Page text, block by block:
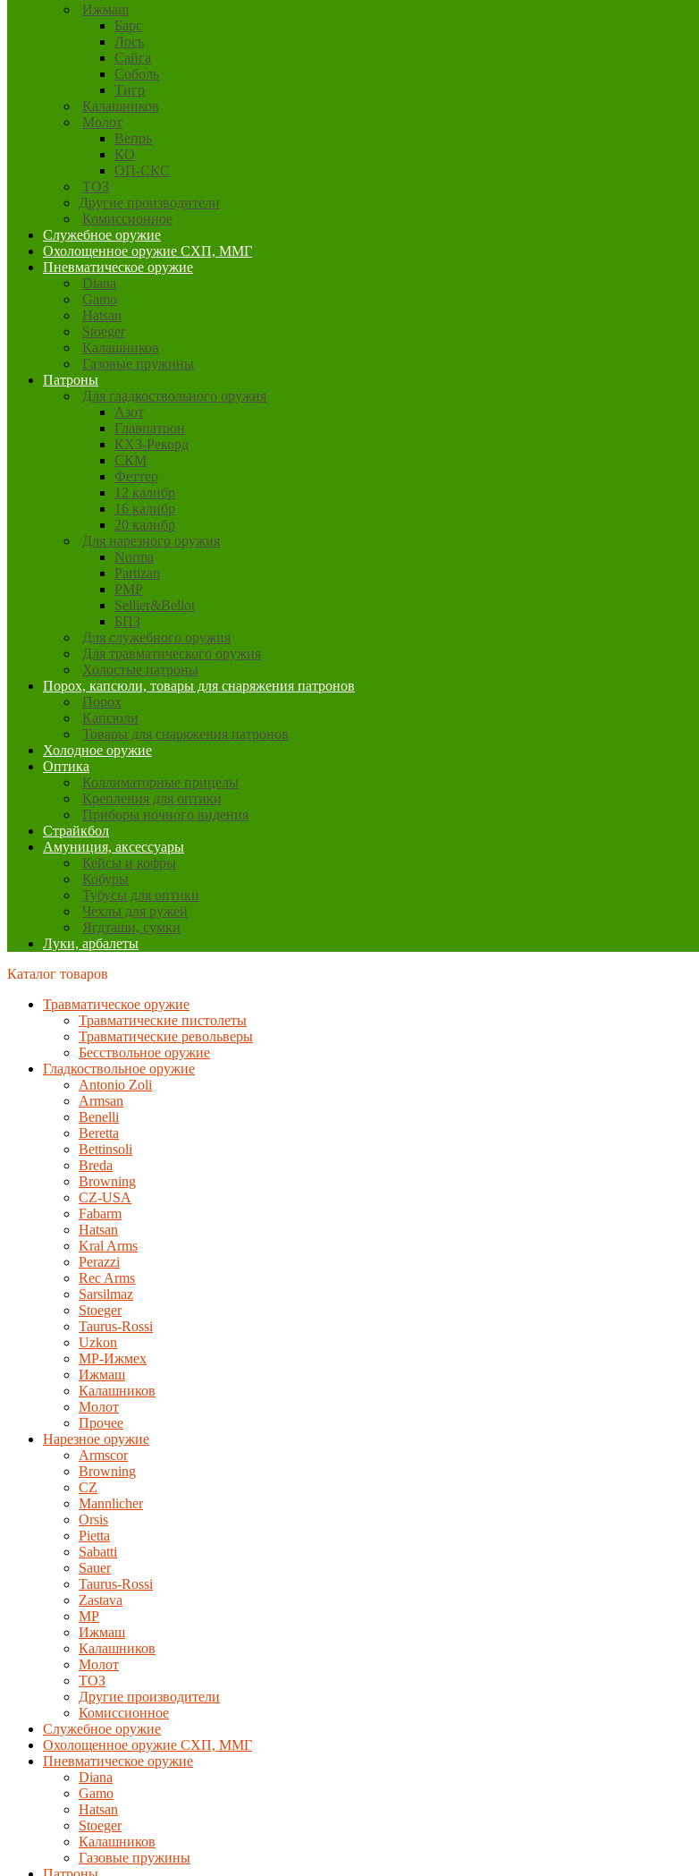
Ижмаш
Барс
Лось
Сайга
Соболь
Тигр
Калашников
Молот
Вепрь
КО
ОП-СКС
ТОЗ
Другие производители
Комиссионное
Служебное оружие
Охолощенное оружие СХП, ММГ
Пневматическое оружие
Diana
Gamo
Hatsan
Stoeger
Калашников
Газовые пружины
Патроны
Для гладкоствольного оружия
Азот
Главпатрон
КХЗ-Рекорд
СКМ
Феттер
12 калибр
16 калибр
20 калибр
Для нарезного оружия
Norma
Partizan
PMP
Sellier&Bellot
БПЗ
Для служебного оружия
Для травматического оружия
Холостые патроны
Порох, капсюли, товары для снаряжения патронов
Порох
Капсюли
Товары для снаряжения патронов
Холодное оружие
Оптика
Коллиматорные прицелы
Крепления для оптики
Приборы ночного видения
Страйкбол
Амуниция, аксессуары
Кейсы и кофры
Кобуры
Тубусы для оптики
Чехлы для ружей
Ягдташи, сумки
Луки, арбалеты
Каталог товаров
Травматическое оружие
Травматические пистолеты
Травматические револьверы
Бесствольное оружие
Гладкоствольное оружие
Antonio Zoli
Armsan
Benelli
Beretta
Bettinsoli
Breda
Browning
CZ-USA
Fabarm
Hatsan
Kral Arms
Perazzi
Rec Arms
Sarsilmaz
Stoeger
Taurus-Rossi
Uzkon
MP-Ижмех
Ижмаш
Калашников
Молот
Прочее
Нарезное оружие
Armscor
Browning
CZ
Mannlicher
Orsis
Pietta
Sabatti
Sauer
Taurus-Rossi
Zastava
MP
Ижмаш
Калашников
Молот
ТОЗ
Другие производители
Комиссионное
Служебное оружие
Охолощенное оружие СХП, ММГ
Пневматическое оружие
Diana
Gamo
Hatsan
Stoeger
Калашников
Газовые пружины